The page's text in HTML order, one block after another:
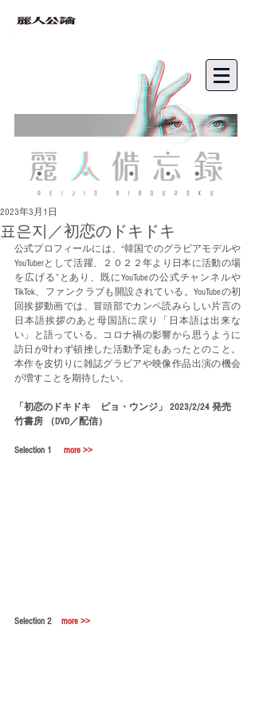
표은지／初恋のドキドキ
2023年3月1日
公式プロフィールには、“韓国でのグラビアモデルや
YouTuberとして活躍、２０２２年より日本に活動の場
を広げる”とあり、既にYouTubeの公式チャンネルや
TikTok、ファンクラブも開設されている。YouTubeの初
回挨拶動画では、冒頭部でカンペ読みらしい片言の
日本語挨拶のあと母国語に戻り「日本語は出来な
い」と語っている。コロナ禍の影響から思うように
訪日が叶わず頓挫した活動予定もあったとのこと。
本作を皮切りに雑誌グラビアや映像作品出演の機会
が増すことを期待したい。
「初恋のドキドキ　ピョ・ウンジ」 2023/2/24 発売
竹書房 （DVD／配信）
Selection 1 more >>
Selection 2 more >>